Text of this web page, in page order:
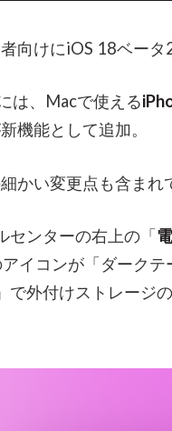
向けにiOS 18ベータ
は、Macで使える
機能として追加。
かい変更点も含まれ
センターの右上の「
イコンが「ダークテ
で外付けストレージの